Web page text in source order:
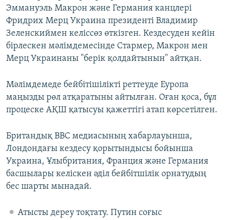
Эммануэль Макрон және Германия канцлері
Фридрих Мерц Украина президенті Владимир
Зеленскиймен келіссөз өткізген. Кездесуден кейін
бірлескен мәлімдемесінде Стармер, Макрон мен
Мерц Украинаны "берік қолдайтынын" айтқан.
Мәлімдемеде бейбітішілікті реттеуде Еуропа
маңызды рөл атқаратыны айтылған. Оған қоса, бұл
процеске АҚШ қатысуы қажеттігі атап көрсетілген.
Британдық ВВС медиасының хабарлауынша,
Лондондағы кездесу қорытындысы бойынша
Украина, Ұлыбритания, Франция және Германия
басшылары келіскен әділ бейбітшілік орнатудың
бес шарты мынадай.
Атысты дереу тоқтату. Путин соғыс